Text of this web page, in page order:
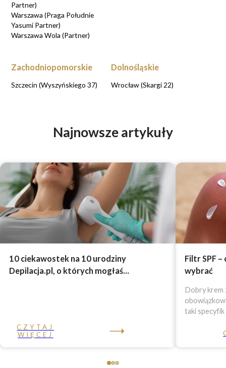
Partner)
Warszawa (Praga Południe
Yasumi Partner)
Warszawa Wola (Partner)
Zachodniopomorskie
Szczecin (Wyszyńskiego 37)
Dolnośląskie
Wrocław (Skargi 22)
Najnowsze artykuły
10 ciekawostek na 10 urodziny
Depilacja.pl, o których mogłaś...
CZYTAJ
WIĘCEJ
Filtr SPF
wybrać
Dobry krem
taki specyfik